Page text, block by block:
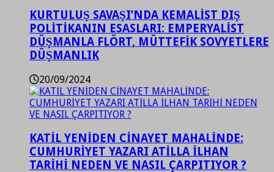
KURTULUŞ SAVAŞI’NDA KEMALİST DIŞ
POLİTİKANIN ESASLARI: EMPERYALİST
DÜŞMANLA FLÖRT, MÜTTEFİK SOVYETLERE
DÜŞMANLIK
20/09/2024
KATİL YENİDEN CİNAYET MAHALİNDE:
CUMHURİYET YAZARI ATİLLA İLHAN
TARİHİ NEDEN VE NASIL ÇARPITIYOR ?